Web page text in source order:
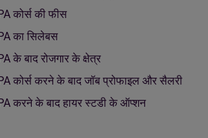
कोर्स की फीस
का सिलेबस
के बाद रोजगार के क्षेत्र
कोर्स करने के बाद जॉब प्रोफाइल और सैलरी
करने के बाद हायर स्टडी के ऑप्शन